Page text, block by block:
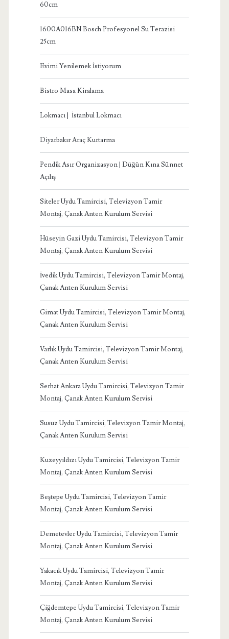
60cm
1600A016BN Bosch Profesyonel Su Terazisi
25cm
Evimi Yenilemek İstiyorum
Bistro Masa Kiralama
Lokmacı | İstanbul Lokmacı
Diyarbakır Araç Kurtarma
Pendik Asır Organizasyon | Düğün Kına Sünnet
Açılış
Siteler Uydu Tamircisi, Televizyon Tamir
Montaj, Çanak Anten Kurulum Servisi
Hüseyin Gazi Uydu Tamircisi, Televizyon Tamir
Montaj, Çanak Anten Kurulum Servisi
İvedik Uydu Tamircisi, Televizyon Tamir Montaj,
Çanak Anten Kurulum Servisi
Gimat Uydu Tamircisi, Televizyon Tamir Montaj,
Çanak Anten Kurulum Servisi
Varlık Uydu Tamircisi, Televizyon Tamir Montaj,
Çanak Anten Kurulum Servisi
Serhat Ankara Uydu Tamircisi, Televizyon Tamir
Montaj, Çanak Anten Kurulum Servisi
Susuz Uydu Tamircisi, Televizyon Tamir Montaj,
Çanak Anten Kurulum Servisi
Kuzeyyıldızı Uydu Tamircisi, Televizyon Tamir
Montaj, Çanak Anten Kurulum Servisi
Beştepe Uydu Tamircisi, Televizyon Tamir
Montaj, Çanak Anten Kurulum Servisi
Demetevler Uydu Tamircisi, Televizyon Tamir
Montaj, Çanak Anten Kurulum Servisi
Yakacık Uydu Tamircisi, Televizyon Tamir
Montaj, Çanak Anten Kurulum Servisi
Çiğdemtepe Uydu Tamircisi, Televizyon Tamir
Montaj, Çanak Anten Kurulum Servisi